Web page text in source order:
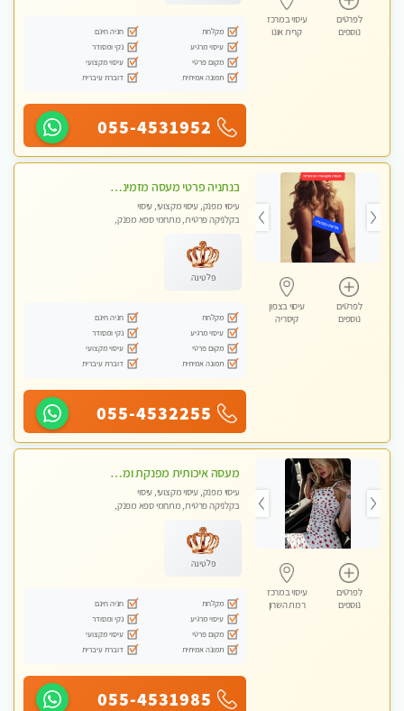
לפרטים
נוספים
עיסוי במרכז
קרית אונו
מקלחת
חניה חינם
עיסוי מרגיע
נקי ומסודר
מקום פרטי
עיסוי מקצועי
תמונה אמיתית
דוברת עיברית
055-4531952
לפרטים
נוספים
עיסוי בצפון
קיסריה
בנתניה פרטי מעסה מזמינה אותך למפגש אחד על אחד בלי שותפות! פינוק מרגיע vip
עיסוי מפנק, עיסוי מקצועי, עיסוי
בקלניקה פרטית, מתחמי ספא מפנק,
פלטינה
מקלחת
חניה חינם
עיסוי מרגיע
נקי ומסודר
מקום פרטי
עיסוי מקצועי
תמונה אמיתית
דוברת עיברית
055-4532255
לפרטים
נוספים
עיסוי במרכז
רמת השרון
מעסה איכותית מפנקת ומקצועית לעיסוי חלומי ..... בהוד השרון
עיסוי מפנק, עיסוי מקצועי, עיסוי
בקלניקה פרטית, מתחמי ספא מפנק,
פלטינה
מקלחת
חניה חינם
עיסוי מרגיע
נקי ומסודר
מקום פרטי
עיסוי מקצועי
תמונה אמיתית
דוברת עיברית
055-4531985